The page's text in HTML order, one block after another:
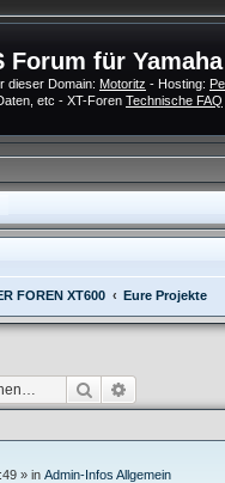
Forum für
dieser Domain: Motoritz - Hosting:
etc - XT-Foren Technische FAQ
FOREN XT600 Eure Projekte
Suche
» in Admin-Infos Allgemein